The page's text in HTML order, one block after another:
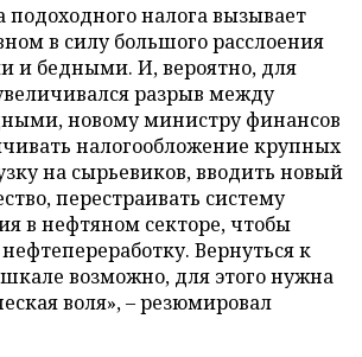
подоходного налога вызывает
в силу большого расслоения
и бедными. И, вероятно, для
разрыв между
новому министру финансов
налогообложение крупных
на сырьевиков, вводить новый
перестраивать систему
в нефтяном секторе, чтобы
Вернуться к
возможно, для этого нужна
воля», – резюмировал